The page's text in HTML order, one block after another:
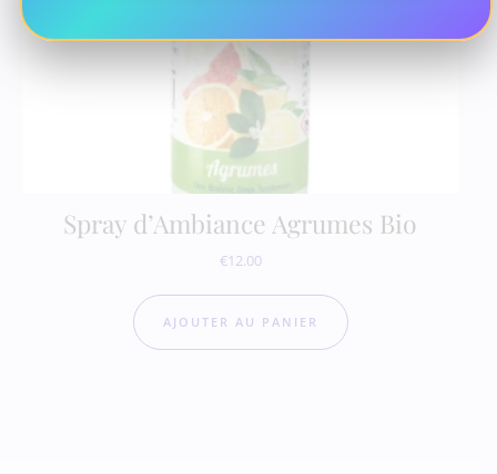
Spray d’Ambiance Agrumes Bio
€12.00
AJOUTER AU PANIER